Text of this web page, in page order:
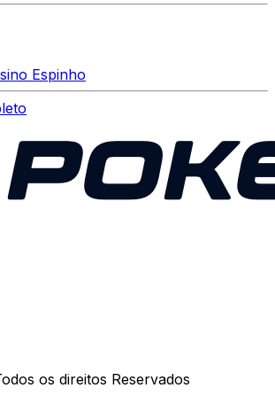
Espinho
os direitos Reservados